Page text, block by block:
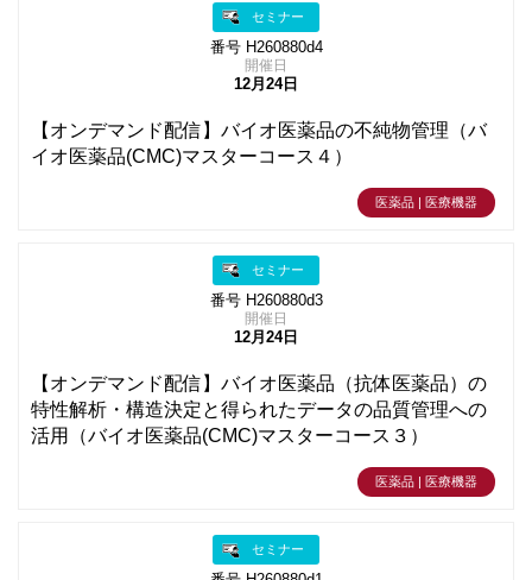
セミナー
番号 H260880d4
開催日
12月24日
【オンデマンド配信】バイオ医薬品の不純物管理（バ
イオ医薬品(CMC)マスターコース４）
医薬品 | 医療機器
セミナー
番号 H260880d3
開催日
12月24日
【オンデマンド配信】バイオ医薬品（抗体医薬品）の
特性解析・構造決定と得られたデータの品質管理への
活用（バイオ医薬品(CMC)マスターコース３）
医薬品 | 医療機器
セミナー